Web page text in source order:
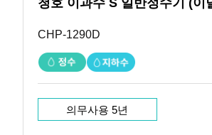
청호 이과수 S 일반정수기 (이
CHP-1290D
의무사용 5년